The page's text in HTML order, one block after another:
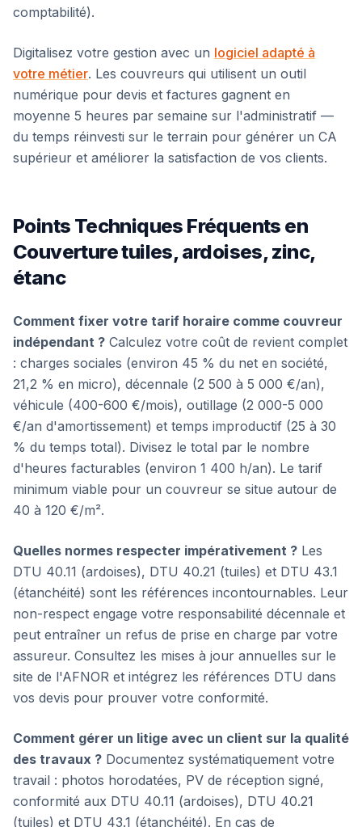
comptabilité).
Digitalisez votre gestion avec un logiciel adapté à
votre métier. Les couvreurs qui utilisent un outil
numérique pour devis et factures gagnent en
moyenne 5 heures par semaine sur l'administratif —
du temps réinvesti sur le terrain pour générer un CA
supérieur et améliorer la satisfaction de vos clients.
Points Techniques Fréquents en
Couverture tuiles, ardoises, zinc,
étanc
Comment fixer votre tarif horaire comme couvreur
indépendant ? Calculez votre coût de revient complet
: charges sociales (environ 45 % du net en société,
21,2 % en micro), décennale (2 500 à 5 000 €/an),
véhicule (400-600 €/mois), outillage (2 000-5 000
€/an d'amortissement) et temps improductif (25 à 30
% du temps total). Divisez le total par le nombre
d'heures facturables (environ 1 400 h/an). Le tarif
minimum viable pour un couvreur se situe autour de
40 à 120 €/m².
Quelles normes respecter impérativement ? Les
DTU 40.11 (ardoises), DTU 40.21 (tuiles) et DTU 43.1
(étanchéité) sont les références incontournables. Leur
non-respect engage votre responsabilité décennale et
peut entraîner un refus de prise en charge par votre
assureur. Consultez les mises à jour annuelles sur le
site de l'AFNOR et intégrez les références DTU dans
vos devis pour prouver votre conformité.
Comment gérer un litige avec un client sur la qualité
des travaux ? Documentez systématiquement votre
travail : photos horodatées, PV de réception signé,
conformité aux DTU 40.11 (ardoises), DTU 40.21
(tuiles) et DTU 43.1 (étanchéité). En cas de